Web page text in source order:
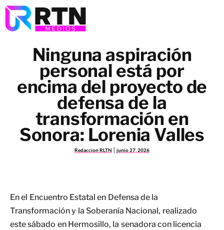
Ninguna aspiración
personal está por
encima del proyecto de
defensa de la
transformación en
Sonora: Lorenia Valles
Redaccion RLTN junio 27, 2026
En el Encuentro Estatal en Defensa de la
Transformación y la Soberanía Nacional, realizado
este sábado en Hermosillo, la senadora con licencia